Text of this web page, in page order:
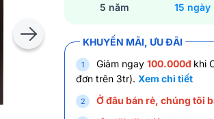
5 năm 15 ngày
KHUYẾN MÃI, ƯU ĐÃI
Giảm ngay 100.000đ khi
đơn trên 3tr). Xem chi tiết
Ở đâu bán rẻ, chúng tôi